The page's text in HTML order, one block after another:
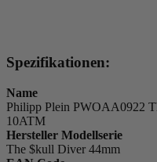
Spezifikationen:
Name
Philipp Plein PWOAA0922
10ATM
Hersteller Modellserie
The $kull Diver 44mm